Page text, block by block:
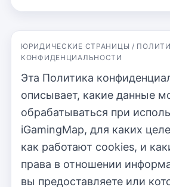
ЮРИДИЧЕСКИЕ СТРАНИЦЫ /
КОНФИДЕНЦИАЛЬНОСТИ
Эта Политика
описывает, какие данные
обрабатываться при
iGamingMap, для каких
как работают cookies, и
права в отношении
вы предоставляете или